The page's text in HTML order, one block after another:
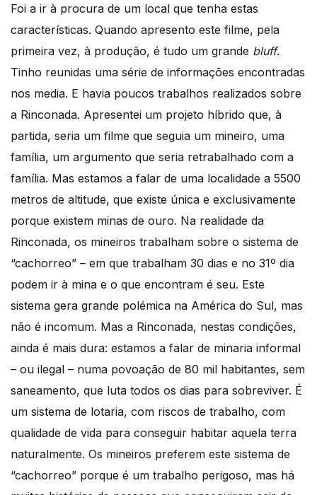
Foi a ir à procura de um local que tenha estas
características. Quando apresento este filme, pela
primeira vez, à produção, é tudo um grande bluff.
Tinho reunidas uma série de informações encontradas
nos media. E havia poucos trabalhos realizados sobre
a Rinconada. Apresentei um projeto híbrido que, à
partida, seria um filme que seguia um mineiro, uma
família, um argumento que seria retrabalhado com a
família. Mas estamos a falar de uma localidade a 5500
metros de altitude, que existe única e exclusivamente
porque existem minas de ouro. Na realidade da
Rinconada, os mineiros trabalham sobre o sistema de
“cachorreo” – em que trabalham 30 dias e no 31º dia
podem ir à mina e o que encontram é seu. Este
sistema gera grande polémica na América do Sul, mas
não é incomum. Mas a Rinconada, nestas condições,
ainda é mais dura: estamos a falar de minaria informal
– ou ilegal – numa povoação de 80 mil habitantes, sem
saneamento, que luta todos os dias para sobreviver. É
um sistema de lotaria, com riscos de trabalho, com
qualidade de vida para conseguir habitar aquela terra
naturalmente. Os mineiros preferem este sistema de
“cachorreo” porque é um trabalho perigoso, mas há